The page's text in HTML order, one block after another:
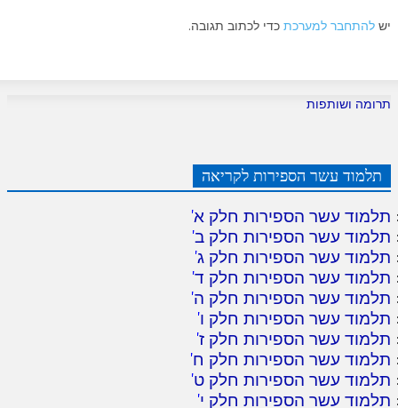
יש להתחבר למערכת כדי לכתוב תגובה.
תרומה ושותפות
תלמוד עשר הספירות לקריאה
תלמוד עשר הספירות חלק א'
תלמוד עשר הספירות חלק ב'
תלמוד עשר הספירות חלק ג'
תלמוד עשר הספירות חלק ד'
תלמוד עשר הספירות חלק ה'
תלמוד עשר הספירות חלק ו'
תלמוד עשר הספירות חלק ז'
תלמוד עשר הספירות חלק ח'
תלמוד עשר הספירות חלק ט'
תלמוד עשר הספירות חלק י'